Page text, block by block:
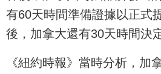
有60天時間準備證據以正式
後，加拿大還有30天時間決
《紐約時報》當時分析，加